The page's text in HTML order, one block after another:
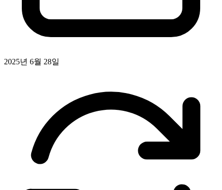
2025년 6월 28일